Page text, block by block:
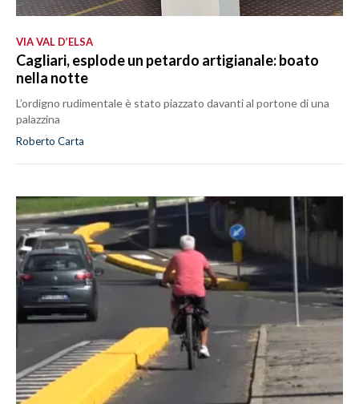
VIA VAL D’ELSA
Cagliari, esplode un petardo artigianale: boato
nella notte
L’ordigno rudimentale è stato piazzato davanti al portone di una
palazzina
Roberto Carta